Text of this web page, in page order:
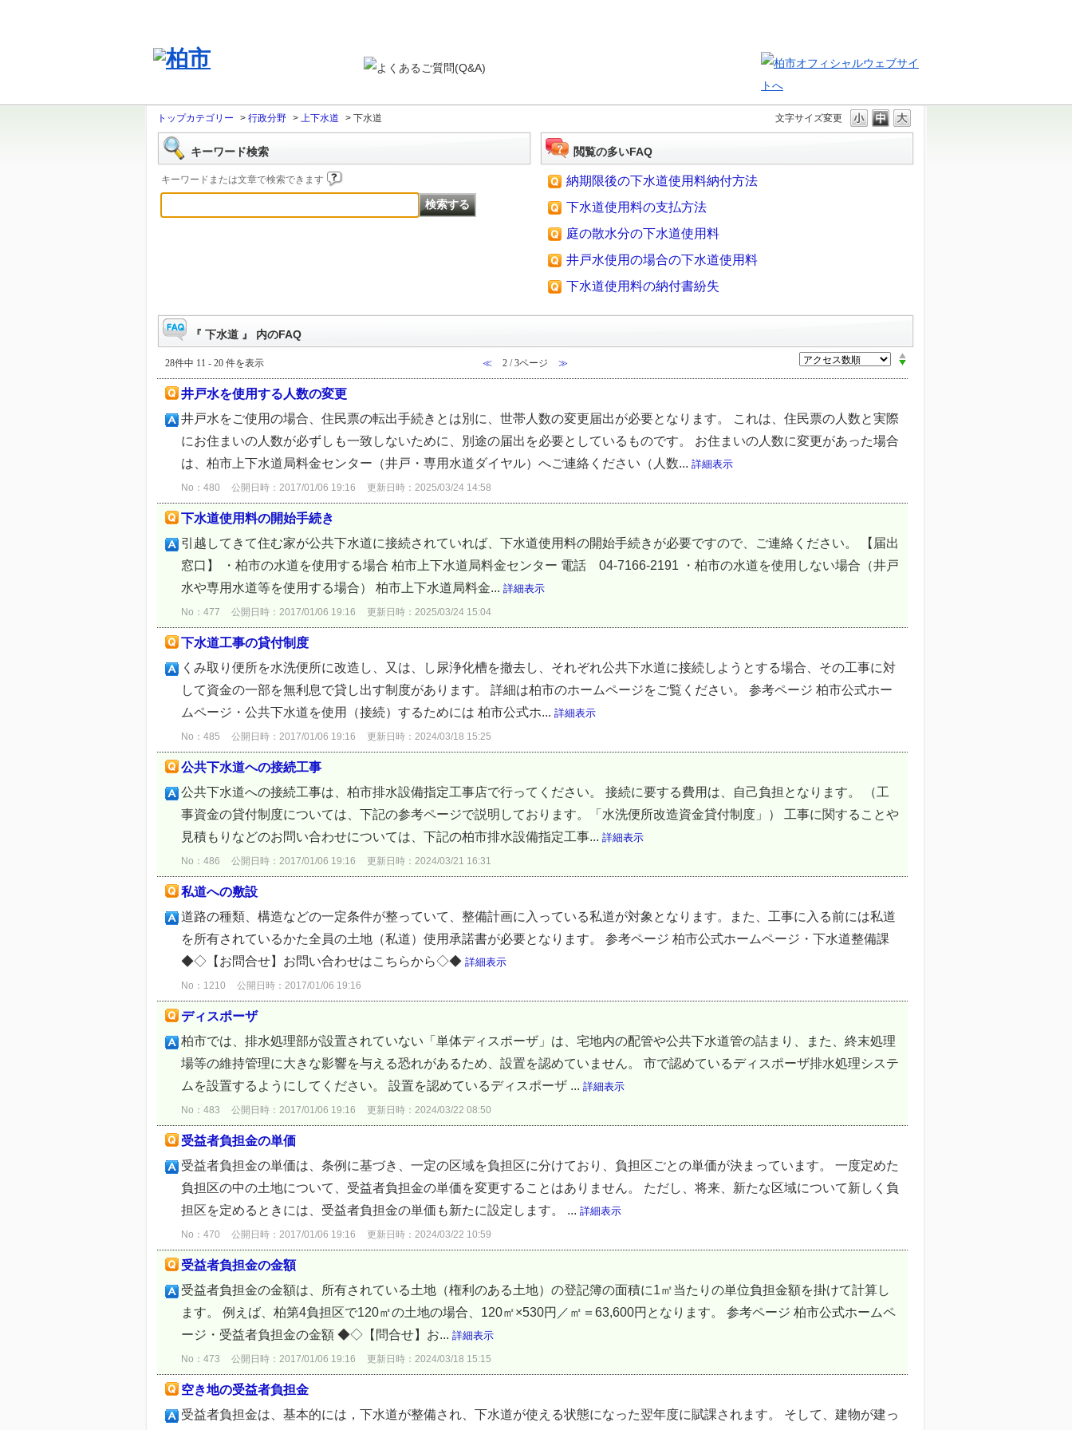
文字サイズ変更
トップカテゴリー > 行政分野 > 上下水道 > 下水道
キーワード検索
キーワードまたは文章で検索できます
閲覧の多いFAQ
納期限後の下水道使用料納付方法
下水道使用料の支払方法
庭の散水分の下水道使用料
井戸水使用の場合の下水道使用料
下水道使用料の納付書紛失
『 下水道 』 内のFAQ
28件中 11 - 20 件を表示 ≪ 2 / 3ページ ≫
井戸水を使用する人数の変更
井戸水をご使用の場合、住民票の転出手続きとは別に、世帯人数の変更届出が必要となります。 これは、住民票の人数と実際
にお住まいの人数が必ずしも一致しないために、別途の届出を必要としているものです。 お住まいの人数に変更があった場合
は、柏市上下水道局料金センター（井戸・専用水道ダイヤル）へご連絡ください（人数... 詳細表示
No：480 公開日時：2017/01/06 19:16 更新日時：2025/03/24 14:58
下水道使用料の開始手続き
引越してきて住む家が公共下水道に接続されていれば、下水道使用料の開始手続きが必要ですので、ご連絡ください。 【届出
窓口】 ・柏市の水道を使用する場合 柏市上下水道局料金センター 電話 04-7166-2191 ・柏市の水道を使用しない場合（井戸
水や専用水道等を使用する場合） 柏市上下水道局料金... 詳細表示
No：477 公開日時：2017/01/06 19:16 更新日時：2025/03/24 15:04
下水道工事の貸付制度
くみ取り便所を水洗便所に改造し、又は、し尿浄化槽を撤去し、それぞれ公共下水道に接続しようとする場合、その工事に対
して資金の一部を無利息で貸し出す制度があります。 詳細は柏市のホームページをご覧ください。 参考ページ 柏市公式ホー
ムページ・公共下水道を使用（接続）するためには 柏市公式ホ... 詳細表示
No：485 公開日時：2017/01/06 19:16 更新日時：2024/03/18 15:25
公共下水道への接続工事
公共下水道への接続工事は、柏市排水設備指定工事店で行ってください。 接続に要する費用は、自己負担となります。 （工
事資金の貸付制度については、下記の参考ページで説明しております。「水洗便所改造資金貸付制度」） 工事に関することや
見積もりなどのお問い合わせについては、下記の柏市排水設備指定工事... 詳細表示
No：486 公開日時：2017/01/06 19:16 更新日時：2024/03/21 16:31
私道への敷設
道路の種類、構造などの一定条件が整っていて、整備計画に入っている私道が対象となります。また、工事に入る前には私道
を所有されているかた全員の土地（私道）使用承諾書が必要となります。 参考ページ 柏市公式ホームページ・下水道整備課
◆◇【お問合せ】お問い合わせはこちらから◇◆ 詳細表示
No：1210 公開日時：2017/01/06 19:16
ディスポーザ
柏市では、排水処理部が設置されていない「単体ディスポーザ」は、宅地内の配管や公共下水道管の詰まり、また、終末処理
場等の維持管理に大きな影響を与える恐れがあるため、設置を認めていません。 市で認めているディスポーザ排水処理システ
ムを設置するようにしてください。 設置を認めているディスポーザ ... 詳細表示
No：483 公開日時：2017/01/06 19:16 更新日時：2024/03/22 08:50
受益者負担金の単価
受益者負担金の単価は、条例に基づき、一定の区域を負担区に分けており、負担区ごとの単価が決まっています。 一度定めた
負担区の中の土地について、受益者負担金の単価を変更することはありません。 ただし、将来、新たな区域について新しく負
担区を定めるときには、受益者負担金の単価も新たに設定します。 ... 詳細表示
No：470 公開日時：2017/01/06 19:16 更新日時：2024/03/22 10:59
受益者負担金の金額
受益者負担金の金額は、所有されている土地（権利のある土地）の登記簿の面積に1㎡当たりの単位負担金額を掛けて計算し
ます。 例えば、柏第4負担区で120㎡の土地の場合、120㎡×530円／㎡＝63,600円となります。 参考ページ 柏市公式ホームペ
ージ・受益者負担金の金額 ◆◇【問合せ】お... 詳細表示
No：473 公開日時：2017/01/06 19:16 更新日時：2024/03/18 15:15
空き地の受益者負担金
受益者負担金は、基本的には，下水道が整備され、下水道が使える状態になった翌年度に賦課されます。 そして、建物が建っ